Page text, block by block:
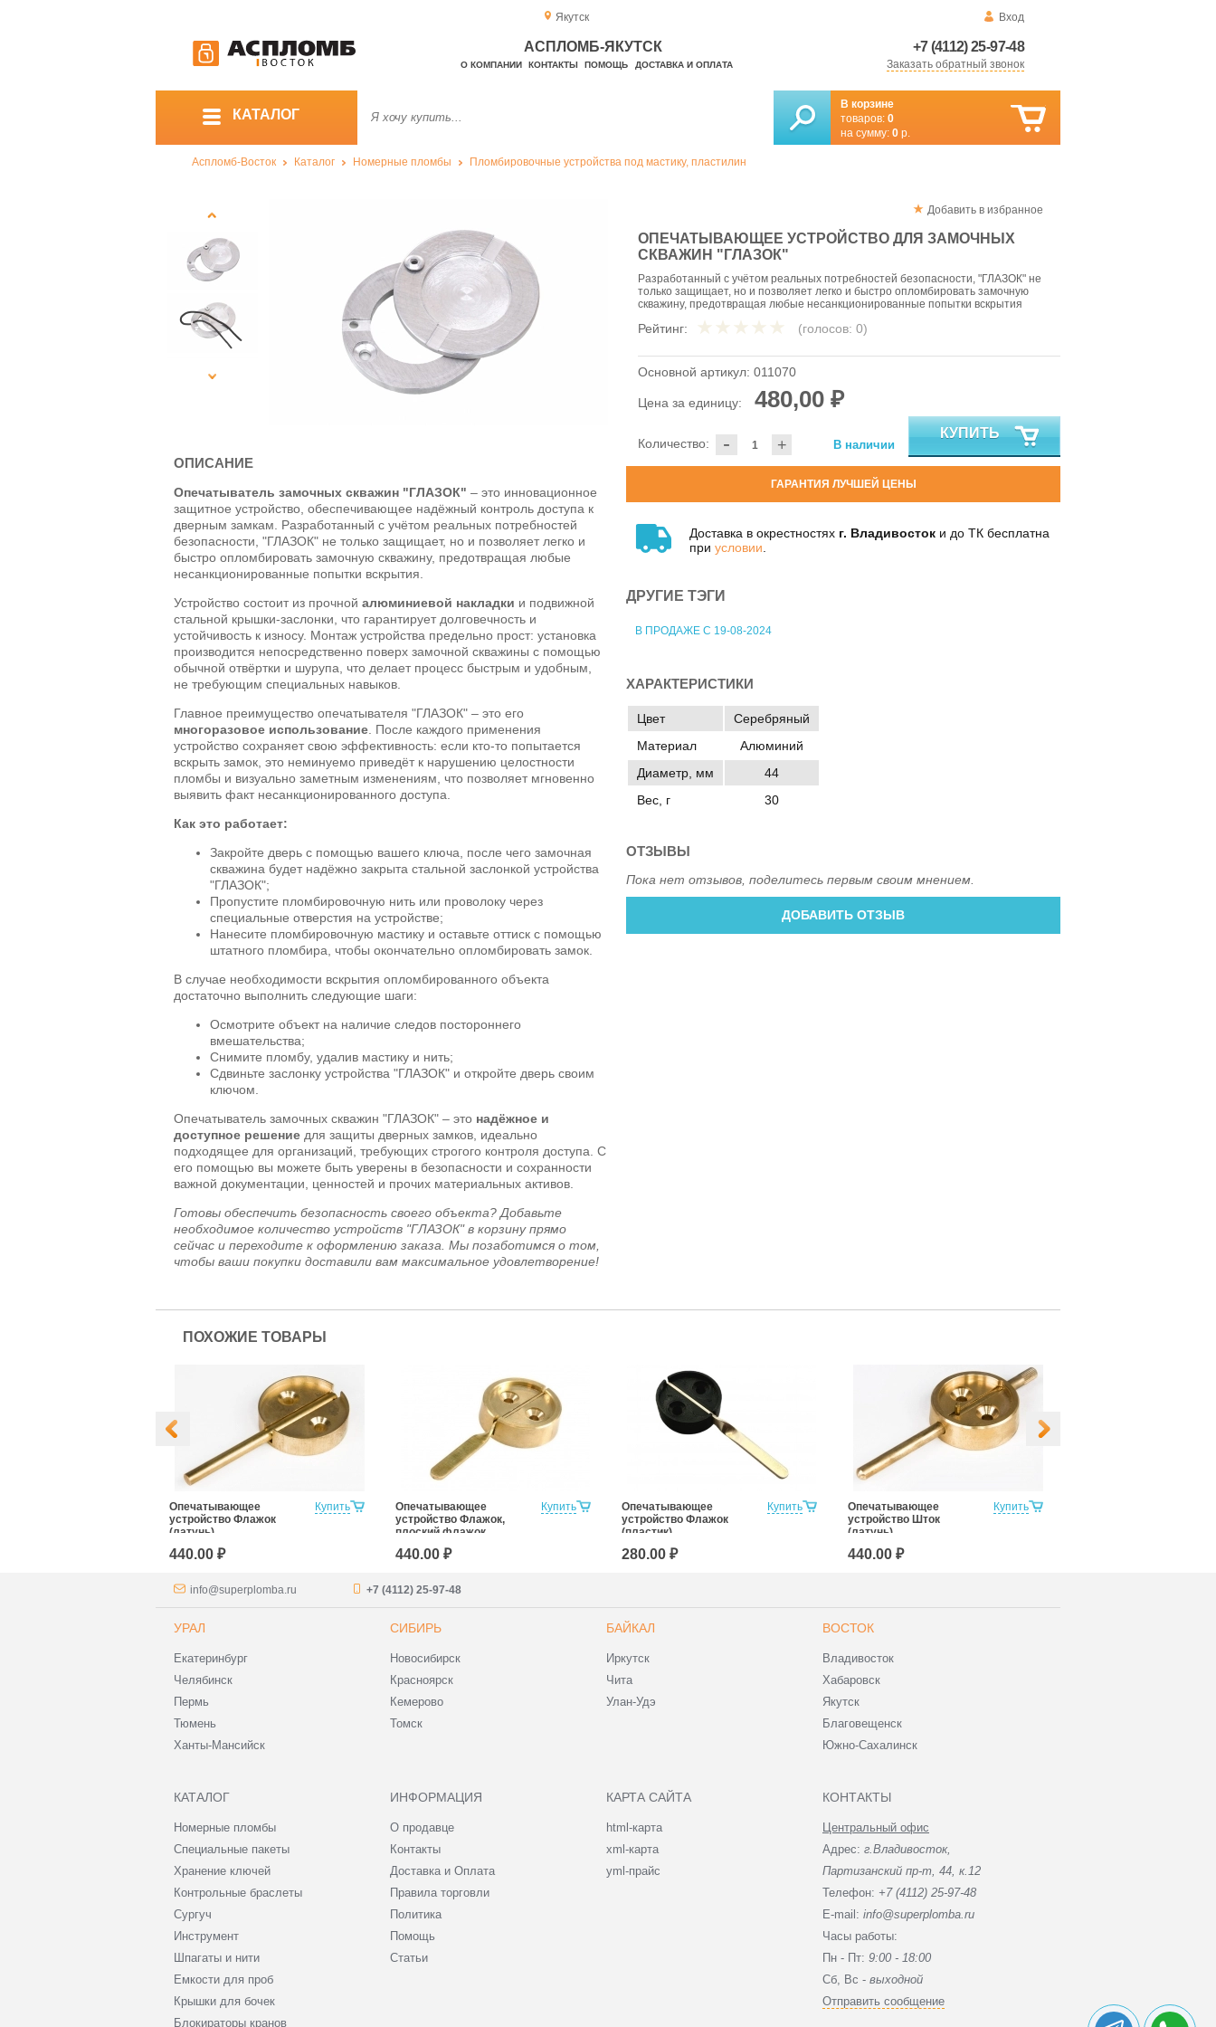
Якутск Вход
+7 (4112) 25-97-48
Заказать обратный звонок
АСПЛОМБ-ЯКУТСК
О КОМПАНИИ КОНТАКТЫ ПОМОЩЬ ДОСТАВКА И ОПЛАТА
КАТАЛОГ
В корзине
товаров: 0
на сумму: 0 р.
Аспломб-Восток Каталог Номерные пломбы Пломбировочные устройства под мастику, пластилин
Добавить в избранное
ОПЕЧАТЫВАЮЩЕЕ УСТРОЙСТВО ДЛЯ ЗАМОЧНЫХ
СКВАЖИН "ГЛАЗОК"
Разработанный с учётом реальных потребностей безопасности, "ГЛАЗОК" не
только защищает, но и позволяет легко и быстро опломбировать замочную
скважину, предотвращая любые несанкционированные попытки вскрытия
Рейтинг: (голосов: 0)
Основной артикул: 011070
Цена за единицу: 480,00 ₽
- +
Количество: В наличии
КУПИТЬ
ГАРАНТИЯ ЛУЧШЕЙ ЦЕНЫ
Доставка в окрестностях г. Владивосток и до ТК бесплатна
при условии
ДРУГИЕ ТЭГИ
В ПРОДАЖЕ С 19-08-2024
ОПИСАНИЕ
Опечатыватель замочных скважин "ГЛАЗОК" – это инновационное
защитное устройство, обеспечивающее надёжный контроль доступа к
дверным замкам. Разработанный с учётом реальных потребностей
безопасности, "ГЛАЗОК" не только защищает, но и позволяет легко и
быстро опломбировать замочную скважину, предотвращая любые
несанкционированные попытки вскрытия.
Устройство состоит из прочной алюминиевой накладки и подвижной
стальной крышки-заслонки, что гарантирует долговечность и
устойчивость к износу. Монтаж устройства предельно прост: установка
производится непосредственно поверх замочной скважины с помощью
обычной отвёртки и шурупа, что делает процесс быстрым и удобным,
не требующим специальных навыков.
Главное преимущество опечатывателя "ГЛАЗОК" – это его
многоразовое использование . После каждого применения
устройство сохраняет свою эффективность: если кто-то попытается
вскрыть замок, это неминуемо приведёт к нарушению целостности
пломбы и визуально заметным изменениям, что позволяет мгновенно
выявить факт несанкционированного доступа.
Как это работает:
Закройте дверь с помощью вашего ключа, после чего замочная
скважина будет надёжно закрыта стальной заслонкой устройства
"ГЛАЗОК";
Пропустите пломбировочную нить или проволоку через
специальные отверстия на устройстве;
Нанесите пломбировочную мастику и оставьте оттиск с помощью
штатного пломбира, чтобы окончательно опломбировать замок.
В случае необходимости вскрытия опломбированного объекта
достаточно выполнить следующие шаги:
Осмотрите объект на наличие следов постороннего
вмешательства;
Снимите пломбу, удалив мастику и нить;
Сдвиньте заслонку устройства "ГЛАЗОК" и откройте дверь своим
ключом.
Опечатыватель замочных скважин "ГЛАЗОК" – это надёжное и
доступное решение для защиты дверных замков, идеально
подходящее для организаций, требующих строгого контроля доступа. С
его помощью вы можете быть уверены в безопасности и сохранности
важной документации, ценностей и прочих материальных активов.
Готовы обеспечить безопасность своего объекта? Добавьте
необходимое количество устройств "ГЛАЗОК" в корзину прямо
сейчас и переходите к оформлению заказа. Мы позаботимся о том,
чтобы ваши покупки доставили вам максимальное удовлетворение!
ХАРАКТЕРИСТИКИ
Цвет
Серебряный
Материал
Алюминий
Диаметр, мм
44
Вес, г
30
ОТЗЫВЫ
Пока нет отзывов, поделитесь первым своим мнением.
ДОБАВИТЬ ОТЗЫВ
ПОХОЖИЕ ТОВАРЫ
Купить
Опечатывающее
устройство Флажок
(латунь)
440.00 ₽
Купить
Опечатывающее
устройство Флажок,
плоский флажок
440.00 ₽
Купить
Опечатывающее
устройство Флажок
(пластик)
280.00 ₽
Купить
Опечатывающее
устройство Шток
(латунь)
440.00 ₽
info@superplomba.ru +7 (4112) 25-97-48
УРАЛ
Екатеринбург
Челябинск
Пермь
Тюмень
Ханты-Мансийск
СИБИРЬ
Новосибирск
Красноярск
Кемерово
Томск
БАЙКАЛ
Иркутск
Чита
Улан-Удэ
ВОСТОК
Владивосток
Хабаровск
Якутск
Благовещенск
Южно-Сахалинск
КАТАЛОГ
Номерные пломбы
Специальные пакеты
Хранение ключей
Контрольные браслеты
Сургуч
Инструмент
Шпагаты и нити
Емкости для проб
Крышки для бочек
Блокираторы кранов
ИНФОРМАЦИЯ
О продавце
Контакты
Доставка и Оплата
Правила торговли
Политика
Помощь
Статьи
КАРТА САЙТА
html-карта
xml-карта
yml-прайс
КОНТАКТЫ
Центральный офис
Адрес: г.Владивосток,
Партизанский пр-т, 44, к.12
Телефон: +7 (4112) 25-97-48
E-mail: info@superplomba.ru
Часы работы:
Пн - Пт: 9:00 - 18:00
Сб, Вc - выходной
Отправить сообщение